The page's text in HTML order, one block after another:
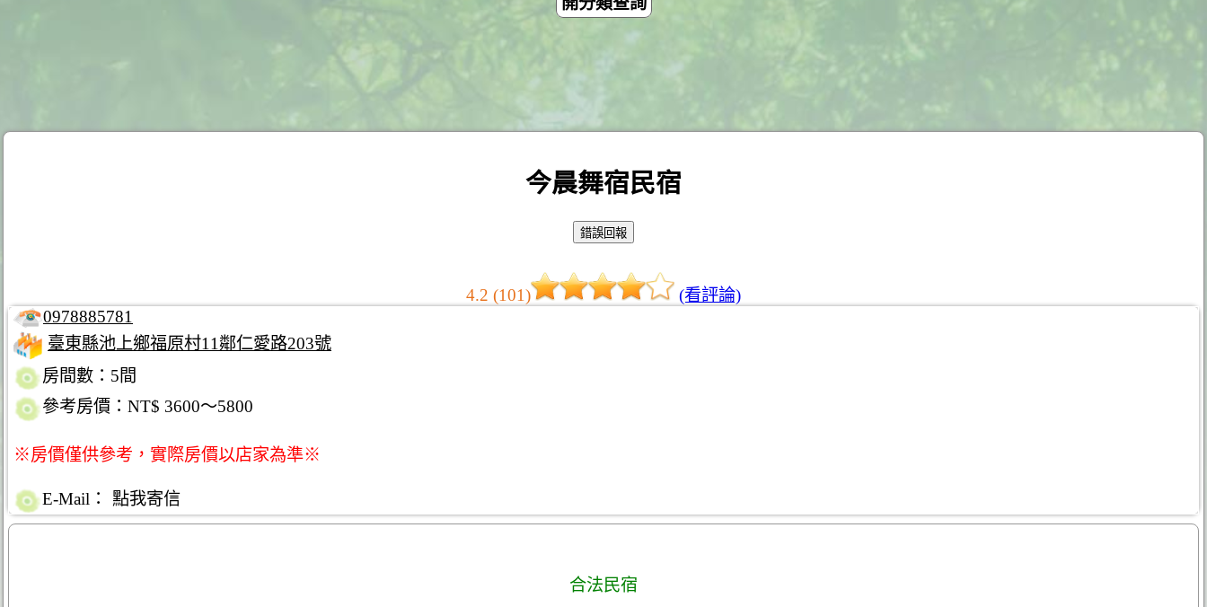
今晨舞宿民宿
4.2 (101)
(看評論)
0978885781
臺東縣池上鄉福原村11鄰仁愛路203號
房間數：5間
參考房價：NT$ 3600～5800
※房價僅供參考，實際房價以店家為準※
E-Mail： 點我寄信
合法民宿